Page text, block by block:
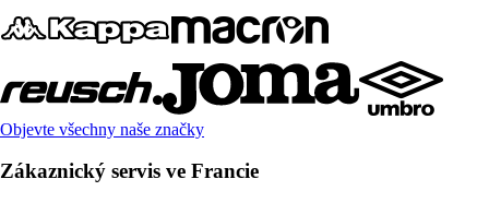
Objevte všechny naše značky
Zákaznický servis ve Francie